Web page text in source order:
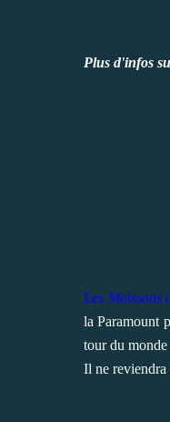
Plus d'infos
Les Moissons
la Paramount
tour du
Il ne reviendra